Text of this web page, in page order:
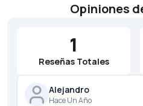
Opiniones
1
Reseñas Totales
Alejandro
Hace Un Año